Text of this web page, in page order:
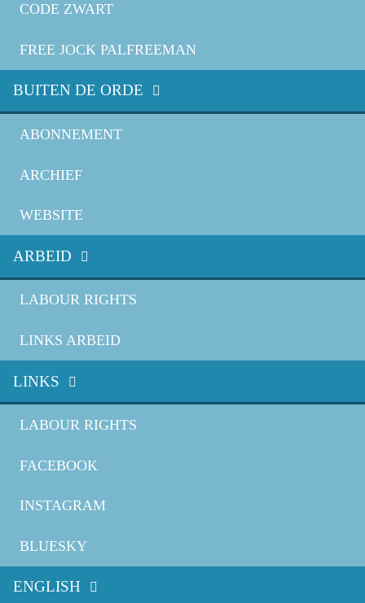
CODE ZWART
FREE JOCK PALFREEMAN
BUITEN DE ORDE
ABONNEMENT
ARCHIEF
WEBSITE
ARBEID
LABOUR RIGHTS
LINKS ARBEID
LINKS
LABOUR RIGHTS
FACEBOOK
INSTAGRAM
BLUESKY
ENGLISH